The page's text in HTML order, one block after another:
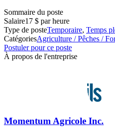
Sommaire du poste
Salaire17 $ par heure
Type de posteTemporaire, Temps
CatégoriesAgriculture / Pêches /
Postuler pour ce poste
À propos de l'entreprise
Momentum Agricole Inc.